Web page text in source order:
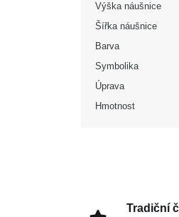
Výška náušnice
Šířka náušnice
Barva
Symbolika
Úprava
Hmotnost
Tradiční